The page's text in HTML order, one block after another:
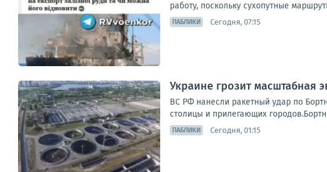
работу, поскольку сухопутные
ПАБЛИКИ Сегодня, 07:15
Украине грозит масштабная
ВС РФ нанесли ракетный удар по
столицы и прилегающих
ПАБЛИКИ Сегодня, 01:15